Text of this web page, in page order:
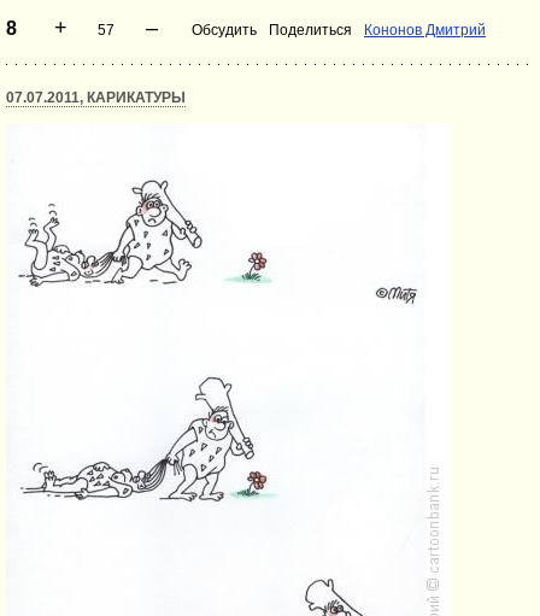
8 + 57 – Обсудить Поделиться Кононов Дмитрий
07.07.2011, КАРИКАТУРЫ